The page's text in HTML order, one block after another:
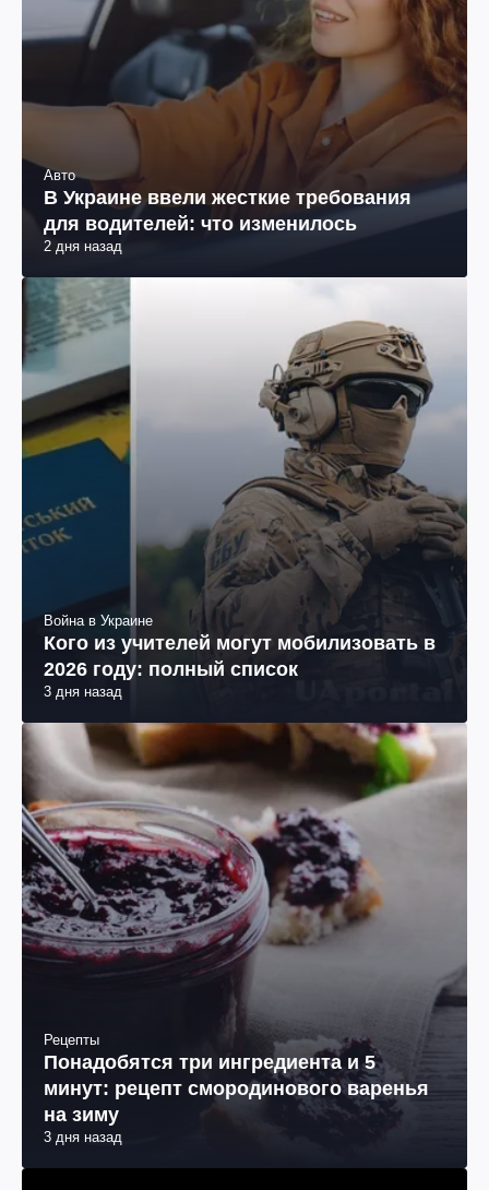
Авто
В Украине ввели жесткие требования
для водителей: что изменилось
2 дня назад
Война в Украине
Кого из учителей могут мобилизовать в
2026 году: полный список
3 дня назад
Рецепты
Понадобятся три ингредиента и 5
минут: рецепт смородинового варенья
на зиму
3 дня назад